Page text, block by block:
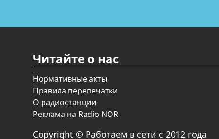
Читайте о нас
Нормативные акты
Правила перепечатки
О радиостанции
Реклама на Radio NOR
Copyright © Работаем в сети с 2012 года